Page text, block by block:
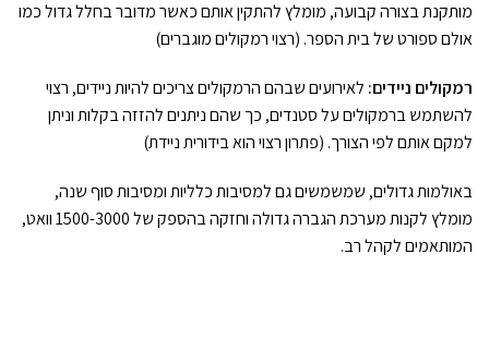
מותקנת בצורה קבועה, מומלץ להתקין אותם כאשר מדובר בחלל גדול כמו
אולם ספורט של בית הספר. (רצוי רמקולים מוגברים)
רמקולים ניידים: לאירועים שבהם הרמקולים צריכים להיות ניידים, רצוי
להשתמש ברמקולים על סטנדים, כך שהם ניתנים להזזה בקלות וניתן
למקם אותם לפי הצורך. (פתרון רצוי הוא בידורית ניידת)
באולמות גדולים, שמשמשים גם למסיבות כלליות ומסיבות סוף שנה,
מומלץ לקנות מערכת הגברה גדולה וחזקה בהספק של 1500-3000 וואט,
המותאמים לקהל רב.